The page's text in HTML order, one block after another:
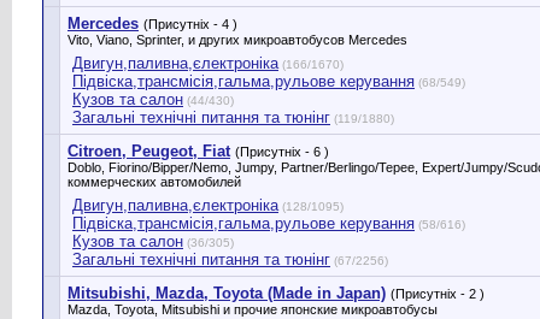
Mercedes (Присутніх - 4 )
Vito, Viano, Sprinter, и других микроавтобусов Mercedes
Двигун,паливна,єлектроніка (166/1670)
Підвіска,трансмісія,гальма,рульове керування (68/549)
Кузов та салон (44/430)
Загальні технічні питання та тюнінг (119/1880)
Citroen, Peugeot, Fiat (Присутніх - 6 )
Doblo, Fiorino/Bipper/Nemo, Jumpy, Partner/Berlingo/Tepee, Expert/Jumpy/
коммерческих автомобилей
Двигун,паливна,єлектроніка (128/1095)
Підвіска,трансмісія,гальма,рульове керування (58/616)
Кузов та салон (36/305)
Загальні технічні питання та тюнінг (67/2256)
Mitsubishi, Mazda, Toyota (Made in Japan) (Присутніх - 2 )
Mazda, Toyota, Mitsubishi и прочие японские микроавтобусы